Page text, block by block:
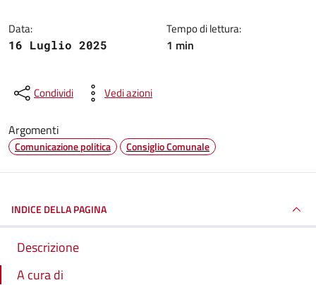
Data:
16 Luglio 2025
Tempo di lettura:
1 min
Condividi Vedi azioni
Argomenti
Comunicazione politica Consiglio Comunale
INDICE DELLA PAGINA
Descrizione
A cura di